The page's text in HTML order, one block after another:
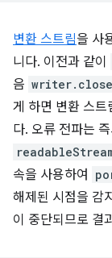
변환 스트림을 사
니다. 이전과 같이
음
게 하면 변환 스트
다. 오류 전파는
속을 사용하여
해제된 시점을 감
이 중단되므로 결